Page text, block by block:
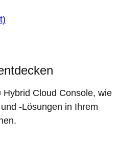
Cloud Console, wie
-Lösungen in Ihrem